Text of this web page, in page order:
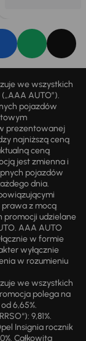
we wszystkich
AUTO”).
pojazdów
prezentowanej
najniższą ceną
ceną
jest zmienna i
pojazdów
dnia.
prawa z mocą
promocji udzielane
AAA AUTO
w formie
wyłącznie
w rozumieniu
we wszystkich
polega na
6,65%.
9,81%.
Insignia rocznik
Całkowita